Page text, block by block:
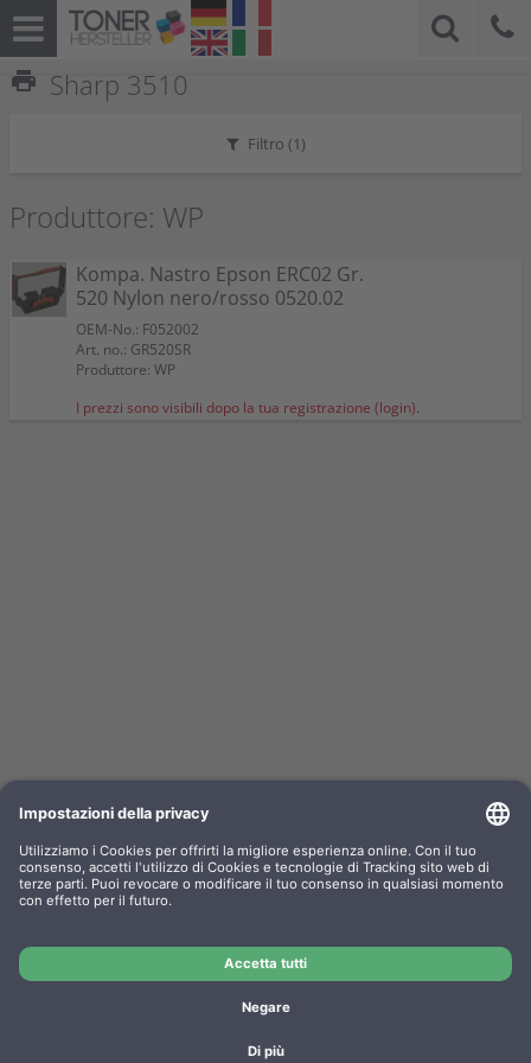
print Sharp 3510
Filtro (1)
Produttore: WP
Kompa. Nastro Epson ERC02 Gr.
520 Nylon nero/rosso 0520.02
OEM-No.: F052002
Art. no.: GR520SR
Produttore: WP
I prezzi sono visibili dopo la tua registrazione (login).
Kompa. Nastro Epson ERC02 Gr. 520 Nylon
nero/rosso 0520.02
Produttore: WP